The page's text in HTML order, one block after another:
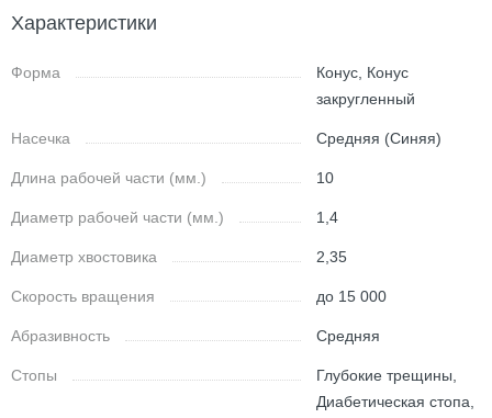
Характеристики
Форма
Конус, Конус
закругленный
Насечка Средняя (Синяя)
Длина рабочей части (мм.) 10
Диаметр рабочей части (мм.) 1,4
Диаметр хвостовика 2,35
Скорость вращения до 15 000
Абразивность Средняя
Стопы
Глубокие трещины,
Диабетическая стопа,